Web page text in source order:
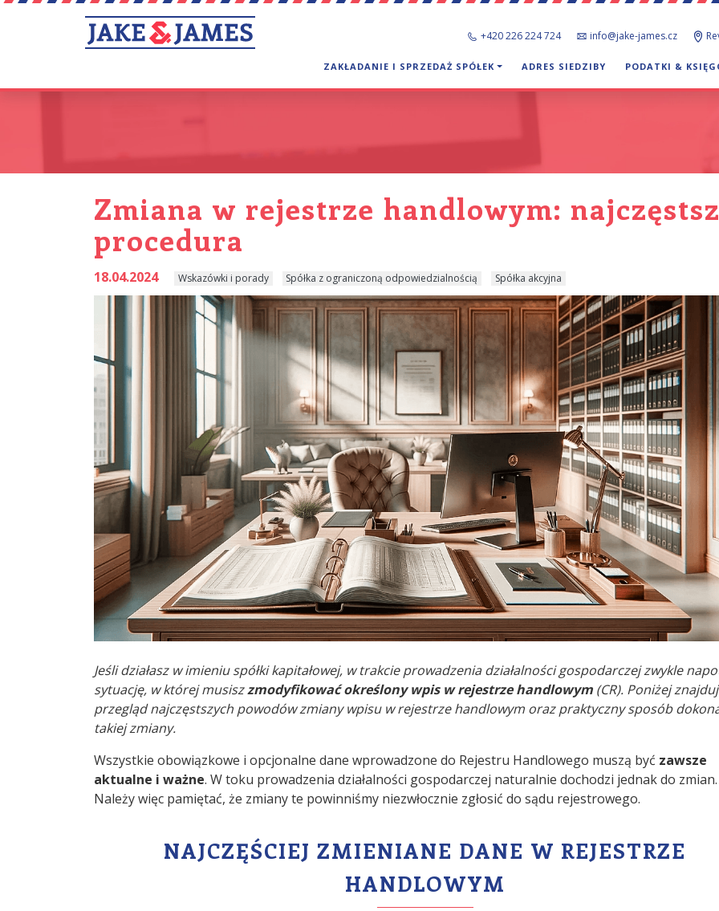
ZAKŁADANIE I SPRZEDAŻ SPÓŁEK ADRES SIEDZIBY PODATKI &
+420 226 224 724 info@jake-james.cz
Zmiana w rejestrze handlowym:
procedura
18.04.2024 Wskazówki i porady Spółka z ograniczoną odpowiedzialnością Spółka akcyjna
Jeśli działasz w imieniu spółki kapitałowej, w trakcie prowadzenia działalności gospodarczej zwykle
sytuację, w której musiszzmodyfikować określony wpis w rejestrze handlowym (CR). Poniżej
przegląd najczęstszych powodów zmiany wpisu w rejestrze handlowym oraz praktyczny sposób
takiej zmiany.
Wszystkie obowiązkowe i opcjonalne dane wprowadzone do Rejestru Handlowego muszą być zawsze
aktualne i ważne. W toku prowadzenia działalności gospodarczej naturalnie dochodzi jednak do zmian.
Należy więc pamiętać, że zmiany te powinniśmy niezwłocznie zgłosić do sądu rejestrowego.
NAJCZĘŚCIEJ ZMIENIANE DANE W REJESTRZE
HANDLOWYM